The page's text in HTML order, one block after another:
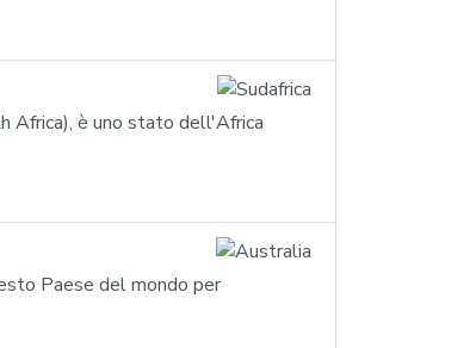
Africa), è uno stato dell'Africa
Paese del mondo per